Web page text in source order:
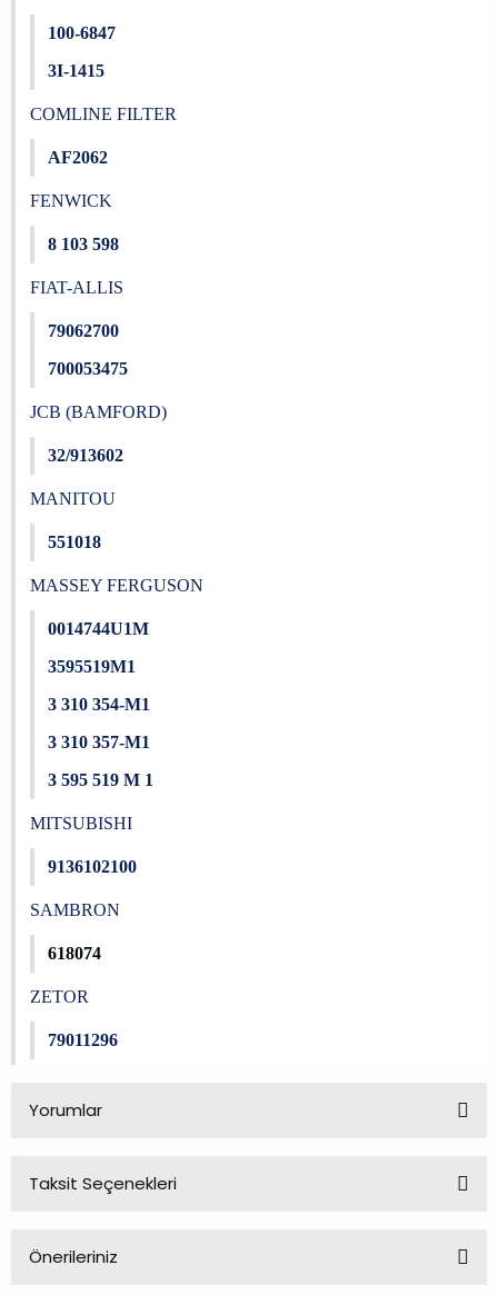
100-6847
3I-1415
COMLINE FILTER
AF2062
FENWICK
8 103 598
FIAT-ALLIS
79062700
700053475
JCB (BAMFORD)
32/913602
MANITOU
551018
MASSEY FERGUSON
0014744U1M
3595519M1
3 310 354-M1
3 310 357-M1
3 595 519 M 1
MITSUBISHI
9136102100
SAMBRON
618074
ZETOR
79011296
Yorumlar
Taksit Seçenekleri
Önerileriniz